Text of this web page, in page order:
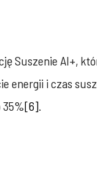
Suszenie AI+,
energii i czas
[6].